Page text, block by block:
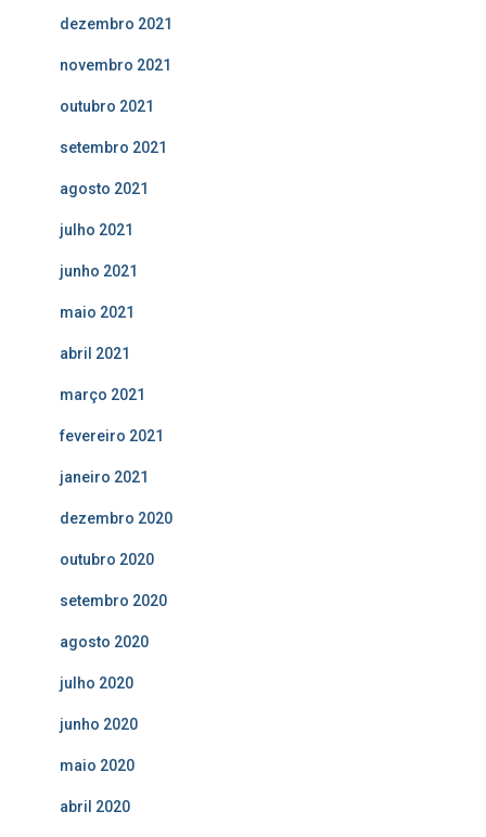
dezembro 2021
novembro 2021
outubro 2021
setembro 2021
agosto 2021
julho 2021
junho 2021
maio 2021
abril 2021
março 2021
fevereiro 2021
janeiro 2021
dezembro 2020
outubro 2020
setembro 2020
agosto 2020
julho 2020
junho 2020
maio 2020
abril 2020